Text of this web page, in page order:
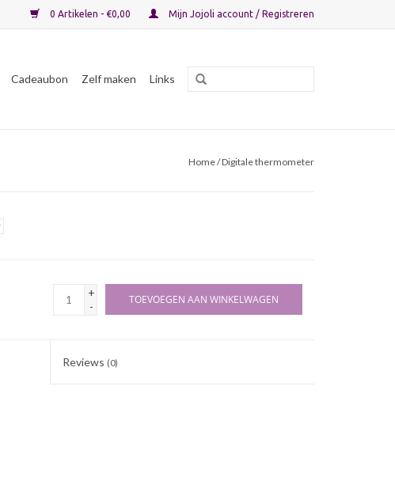
0 Artikelen - €0,00 Mijn Jojoli account / Registreren
Cadeaubon Zelf maken Links
Home/ Digitale thermometer
+
-
TOEVOEGEN AAN WINKELWAGEN
Reviews (0)